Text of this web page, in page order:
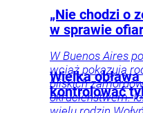
„Nie chodzi o
w sprawie
W Buenos Aires
wciąż pokazują
bliskich
okrucieństwem.
Wielka
kontrolować